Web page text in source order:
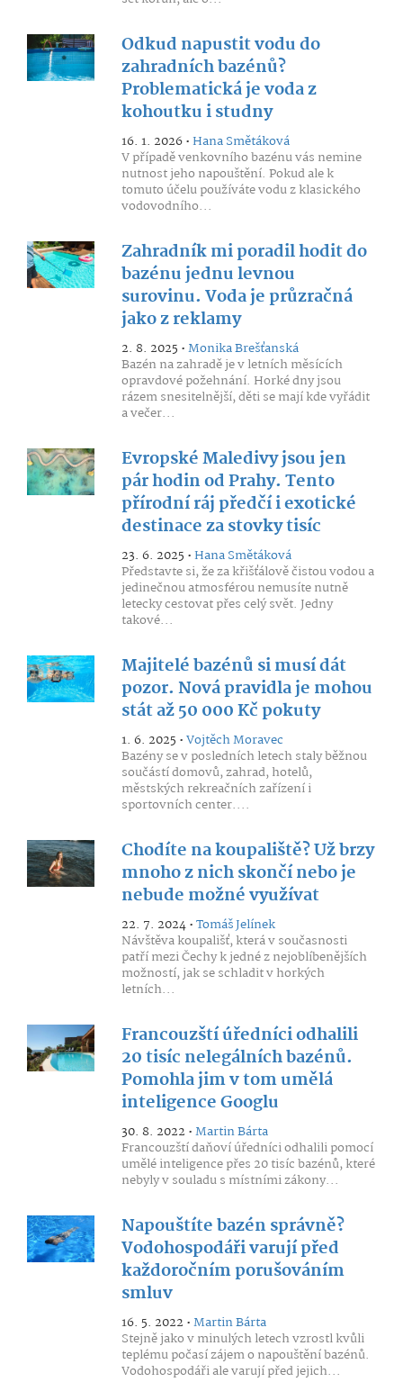
Odkud napustit vodu do
zahradních bazénů?
Problematická je voda z
kohoutku i studny
16. 1. 2026 •Hana Smětáková
V případě venkovního bazénu vás nemine
nutnost jeho napouštění. Pokud ale k
tomuto účelu používáte vodu z klasického
vodovodního...
Zahradník mi poradil hodit do
bazénu jednu levnou
surovinu. Voda je průzračná
jako z reklamy
2. 8. 2025 •Monika Brešťanská
Bazén na zahradě je v letních měsících
opravdové požehnání. Horké dny jsou
rázem snesitelnější, děti se mají kde vyřádit
a večer...
Evropské Maledivy jsou jen
pár hodin od Prahy. Tento
přírodní ráj předčí i exotické
destinace za stovky tisíc
23. 6. 2025 •Hana Smětáková
Představte si, že za křišťálově čistou vodou a
jedinečnou atmosférou nemusíte nutně
letecky cestovat přes celý svět. Jedny
takové...
Majitelé bazénů si musí dát
pozor. Nová pravidla je mohou
stát až 50 000 Kč pokuty
1. 6. 2025 •Vojtěch Moravec
Bazény se v posledních letech staly běžnou
součástí domovů, zahrad, hotelů,
městských rekreačních zařízení i
sportovních center....
Chodíte na koupaliště? Už brzy
mnoho z nich skončí nebo je
nebude možné využívat
22. 7. 2024 •Tomáš Jelínek
Návštěva koupališť, která v současnosti
patří mezi Čechy k jedné z nejoblíbenějších
možností, jak se schladit v horkých
letních...
Francouzští úředníci odhalili
20 tisíc nelegálních bazénů.
Pomohla jim v tom umělá
inteligence Googlu
30. 8. 2022 •Martin Bárta
Francouzští daňoví úředníci odhalili pomocí
umělé inteligence přes 20 tisíc bazénů, které
nebyly v souladu s místními zákony...
Napouštíte bazén správně?
Vodohospodáři varují před
každoročním porušováním
smluv
16. 5. 2022 •Martin Bárta
Stejně jako v minulých letech vzrostl kvůli
teplému počasí zájem o napouštění bazénů.
Vodohospodáři ale varují před jejich...